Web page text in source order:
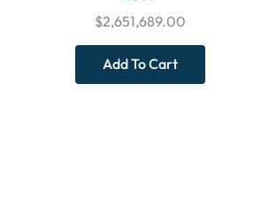
$2,651,689.00
Add To Cart